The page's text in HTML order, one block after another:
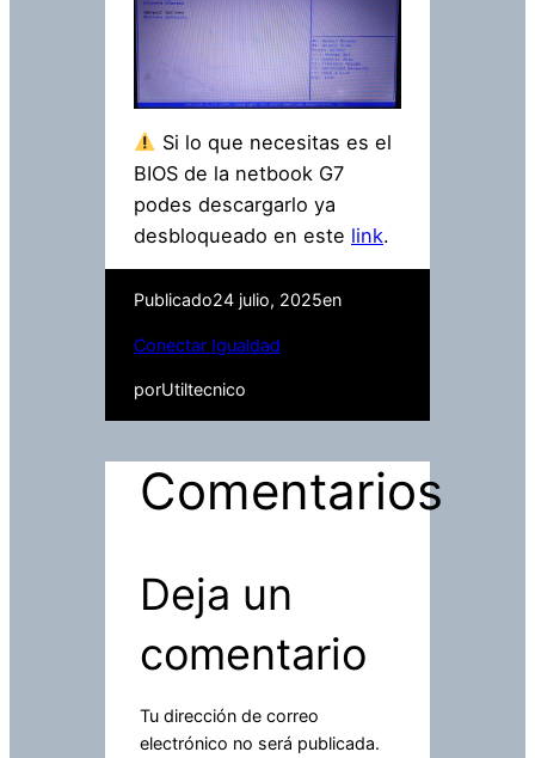
Si lo que necesitas es el
BIOS de la netbook G7
podes descargarlo ya
desbloqueado en este link.
Publicado24 julio, 2025en
Conectar Igualdad
porUtiltecnico
Comentarios
Deja un
comentario
Tu dirección de correo
electrónico no será publicada.